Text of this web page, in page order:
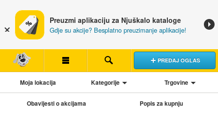
Preuzmi aplikaciju za Njuškalo kataloge
Gdje su akcije? Besplatno preuzimanje aplikacije!
PREDAJ OGLAS
Moja lokacija Kategorije Trgovine
Obavijesti o akcijama Popis za kupnju